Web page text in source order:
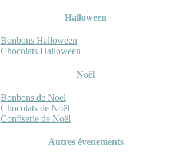
Halloween
Bonbons Halloween
Chocolats Halloween
Noël
Bonbons de Noël
Chocolats de Noël
Confiserie de Noël
Autres évenements